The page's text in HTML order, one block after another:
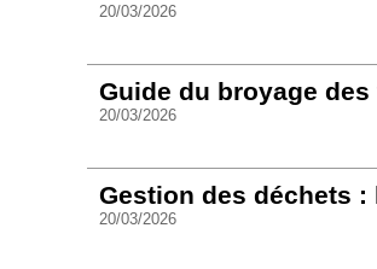
20/03/2026
Guide du broyage des
20/03/2026
Gestion des déchets
20/03/2026